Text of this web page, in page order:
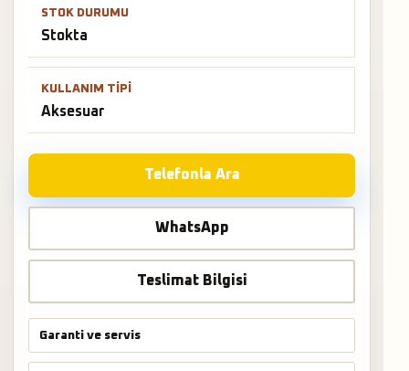
desteği hızlıca alınabilir.
STOK DURUMU
Stokta
KULLANIM TIPI
Aksesuar
Telefonla Ara
WhatsApp
Teslimat Bilgisi
Garanti ve servis